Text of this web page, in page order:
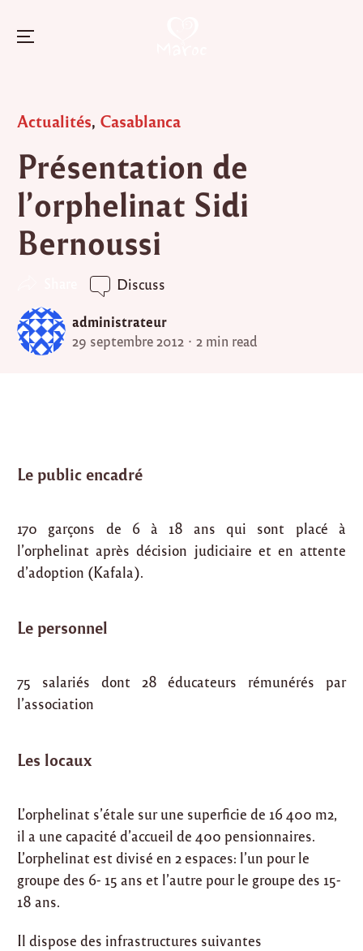
content
Menu
Posted
Actualités, Casablanca
Présentation de
l’orphelinat Sidi
Bernoussi
administrateur
29 septembre 2012
2 min read
Discuss
Le public encadré
170 garçons de 6 à 18 ans qui sont placé à
l’orphelinat après décision judiciaire et en attente
d’adoption (Kafala).
Le personnel
75 salariés dont 28 éducateurs rémunérés par
l’association
Les locaux
L’orphelinat s’étale sur une superficie de 16 400 m2,
il a une capacité d’accueil de 400 pensionnaires.
L’orphelinat est divisé en 2 espaces: l’un pour le
groupe des 6- 15 ans et l’autre pour le groupe des 15-
18 ans.
Il dispose des infrastructures suivantes